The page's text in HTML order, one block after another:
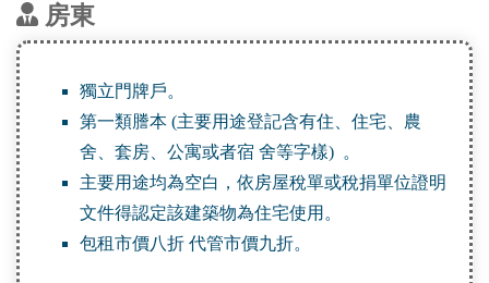
房東
獨立門牌戶。
第一類謄本 (主要用途登記含有住、住宅、農
舍、套房、公寓或者宿 舍等字樣) 。
主要用途均為空白，依房屋稅單或稅捐單位證明
文件得認定該建築物為住宅使用。
包租市價八折 代管市價九折。